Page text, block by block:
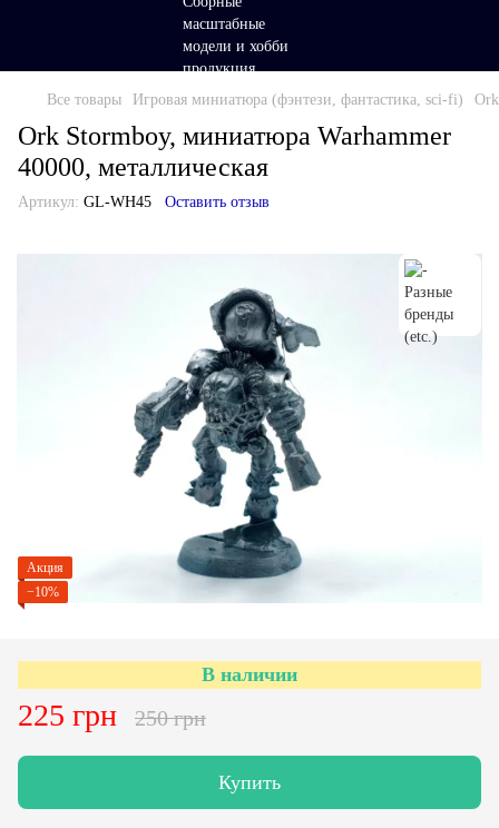
Все товары Игровая миниатюра (фэнтези, фантастика, sci-fi)
Ork Stormboy, миниатюра Warhammer
40000, металлическая
Артикул: GL-WH45 Оставить отзыв
Акция
−10%
В наличии
225 грн 250 грн
Купить